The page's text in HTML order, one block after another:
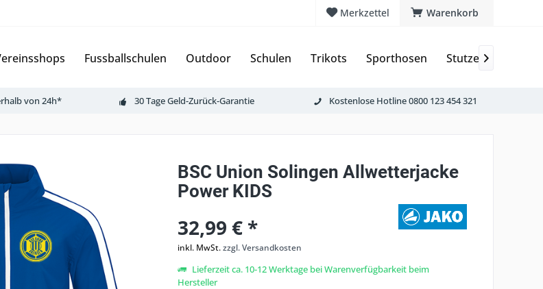
Warenkorb
Merkzettel
Fussballschulen Outdoor Schulen Trikots Sporthosen Stutzen & Schoner

von 24h* 30 Tage Geld-Zurück-Garantie Kostenlose Hotline 0800 123 454 321
BSC Union Solingen Allwetterjacke
Power KIDS
32,99 € *
inkl. MwSt.zzgl. Versandkosten
Lieferzeit ca. 10-12 Werktage bei Warenverfügbarkeit beim
Hersteller